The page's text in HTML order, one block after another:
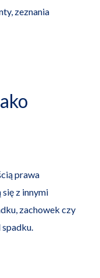
zeznania
prawa
z innymi
zachowek czy